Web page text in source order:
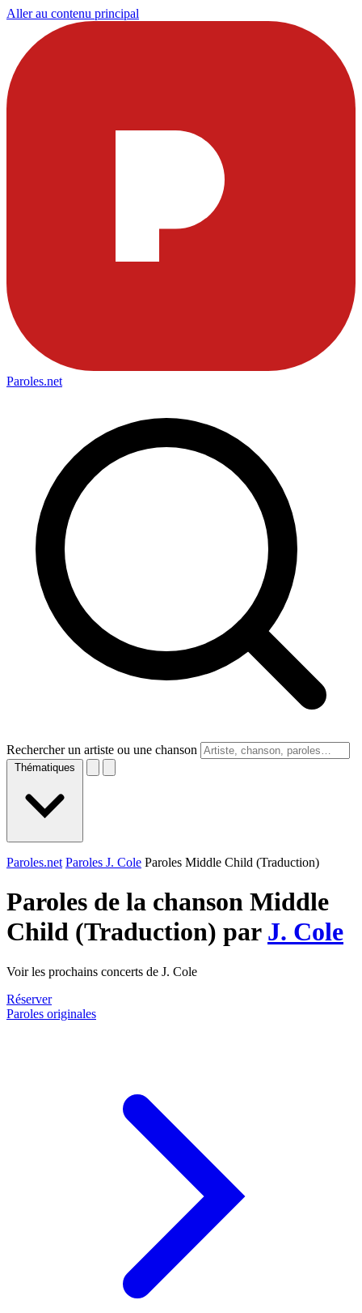
Aller au contenu principal
Paroles.net
Rechercher un artiste ou une chanson
Thématiques
Paroles.net Paroles J. Cole Paroles Middle Child (Traduction)
Paroles de la chanson Middle
Child (Traduction) par J. Cole
Voir les prochains concerts de J. Cole
Réserver
Paroles originales